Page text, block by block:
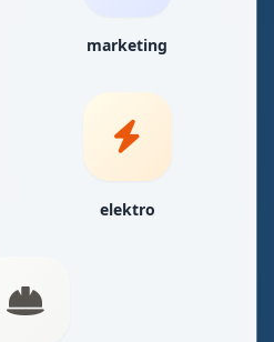
marketing
elektro